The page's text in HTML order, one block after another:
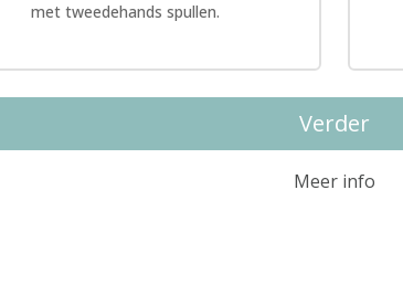
met tweedehands spullen.
Verder
Meer info